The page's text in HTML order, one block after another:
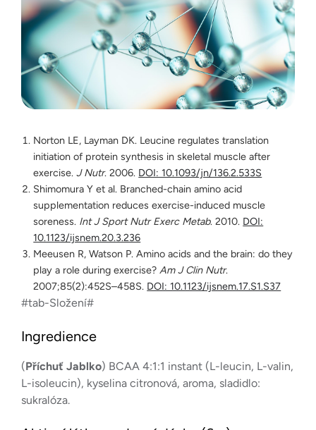
Norton LE, Layman DK. Leucine regulates translation
initiation of protein synthesis in skeletal muscle after
exercise.J Nutr. 2006. DOI: 10.1093/jn/136.2.533S
Shimomura Y et al. Branched-chain amino acid
supplementation reduces exercise-induced muscle
soreness. Int J Sport Nutr Exerc Metab. 2010. DOI:
10.1123/ijsnem.20.3.236
Meeusen R, Watson P. Amino acids and the brain: do they
play a role during exercise?Am J Clin Nutr.
2007;85(2):452S–458S. DOI: 10.1123/ijsnem.17.S1.S37
#tab-Složení#
Ingredience
(Příchuť Jablko) BCAA 4:1:1 instant (L-leucin, L-valin,
L-isoleucin), kyselina citronová, aroma, sladidlo:
sukralóza.